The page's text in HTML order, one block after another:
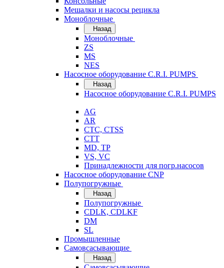
Мешалки и насосы рецикла
Моноблочные
Назад
Моноблочные
ZS
MS
NES
Насосное оборудование C.R.I. PUMPS
Назад
Насосное оборудование C.R.I. PUMPS
AG
AR
CTC, CTSS
CTT
MD, TP
VS, VC
Принадлежности для погр.насосов
Насосное оборудование CNP
Полупогружные
Назад
Полупогружные
CDLK, CDLKF
DM
SL
Промышленные
Самовсасывающие
Назад